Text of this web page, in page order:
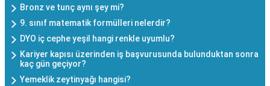
Bronz ve tunç aynı şey mi?
9. sınıf matematik formülleri nelerdir?
DYO iç cephe yeşil hangi renkle uyumlu?
Kariyer kapısı üzerinden iş başvurusunda bulunduktan sonra
kaç gün geçiyor?
Yemeklik zeytinyağı hangisi?